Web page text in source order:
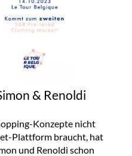
& Renoldi
Konzepte nicht
Plattform braucht, hat
und Renoldi schon